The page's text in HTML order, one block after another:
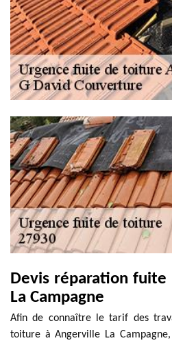
Devis réparation
La Campagne
Afin de connaître le tarif des
toiture à Angerville La